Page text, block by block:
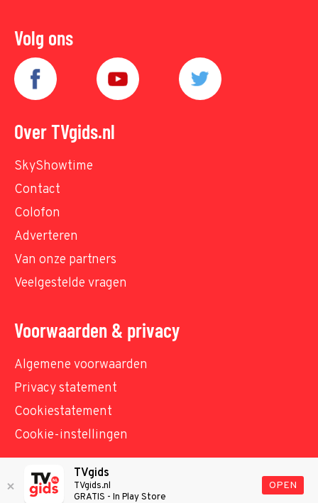
Volg ons
Over TVgids.nl
SkyShowtime
Contact
Colofon
Adverteren
Van onze partners
Veelgestelde vragen
Voorwaarden & privacy
Algemene voorwaarden
Privacy statement
Cookiestatement
Cookie-instellingen
© TVgids.nl 2026 - All rights reserved. No text and
datamining.
TVgids
TVgids.nl
GRATIS - In Play Store
OPEN